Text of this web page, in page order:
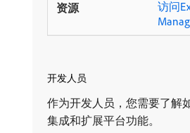
访问
开发人员
作为开发人员，您需要了解
集成和扩展平台功能。